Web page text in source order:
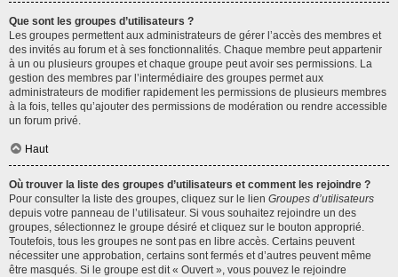
Que sont les groupes d’utilisateurs ?
Les groupes permettent aux administrateurs de gérer l’accès des membres et
des invités au forum et à ses fonctionnalités. Chaque membre peut appartenir
à un ou plusieurs groupes et chaque groupe peut avoir ses permissions. La
gestion des membres par l’intermédiaire des groupes permet aux
administrateurs de modifier rapidement les permissions de plusieurs membres
à la fois, telles qu’ajouter des permissions de modération ou rendre accessible
un forum privé.
Haut
Où trouver la liste des groupes d’utilisateurs et comment les rejoindre ?
Pour consulter la liste des groupes, cliquez sur le lien Groupes d’utilisateurs
depuis votre panneau de l’utilisateur. Si vous souhaitez rejoindre un des
groupes, sélectionnez le groupe désiré et cliquez sur le bouton approprié.
Toutefois, tous les groupes ne sont pas en libre accès. Certains peuvent
nécessiter une approbation, certains sont fermés et d’autres peuvent même
être masqués. Si le groupe est dit « Ouvert », vous pouvez le rejoindre